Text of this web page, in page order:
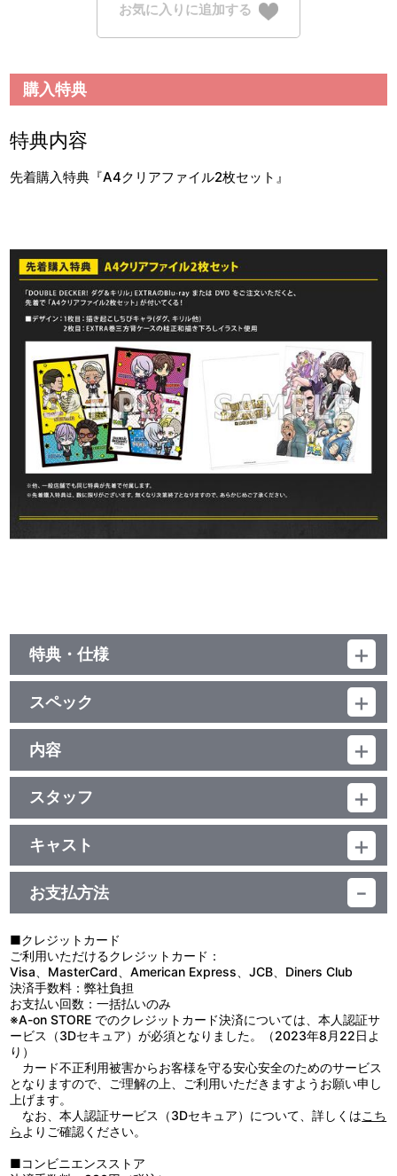
お気に入りに追加する
購入特典
特典内容
先着購入特典『A4クリアファイル2枚セット』
特典・仕様
特典
・SPECIAL CD
1.オーディオドラマ「君の名はダグ☆俺の名はキリル！」
内容：警察局が主催する総合訓練大会に参加した捜査員たち
は、その翌日、全身を襲う極度の筋肉痛に苦しんでいた。アップル
は捜査員の痛みを和らげようと、新しい発明品“治療ポッド”を持ち
込み、治療を試みる。早速使用するダグとキリルだったが…？
脚本：鈴木智尋
出演：三上 哲（ダグ）、天﨑滉平（キリル）、早見沙織（ディ
ーナ）、安済知佳（ケイ）、大地 葉（マックス）、種﨑敦美（ユ
リ）、小山力也（トラヴィス）、遠藤 綾（ソフィー）、永塚拓馬
（アップル）、上田燿司（語り）
2.キャストトーク
出演者によるキャストトーク
・ブックレット「SEVEN-O INVESTIGATION FILE EXTRA」
（24P）
音声特典
・オーディオコメンタリー EXTRA #01
出演：三上 哲、天﨑滉平、上田燿司
・オーディオコメンタリー EXTRA #02
出演：三上 哲、天﨑滉平、藤原祐規
・オーディオコメンタリー EXTRA #03
出演：三上 哲、天﨑滉平、古田丈司（監督）、鈴木智尋（シリーズ
構成・脚本）、桂 正和（メインキャラクターデザイン）
映像特典
・特別編「ソウ・シュウヘン」
スペック
品番：BCXA-1408
ジャンル：オリジナルアニメ
(本編72分+映像特典100分)／ﾘﾆｱPCM(ｽﾃﾚｵ・一部ﾓﾉﾗﾙ)／AVC／
BD50G／16:9<1080p High Definition>／日本語字幕付(ON・OFF
可能)／カラー／確172分／全1巻
内容
制作年度：2019年
【3話収録】
都市国家リスヴァレッタ。二つの太陽が昇るこの街には、人々が
平穏な生活を営むその影で、犯罪や違法薬物がはびこっている。中
でも致死率の高い危険な薬物「アンセム」は街に暗い影を落として
いた。SEVEN-O特殊犯捜査係──「アンセム」を専門に取り締まる
この捜査機関は、二人一組のバディで行動する捜査体制「ダブルデ
ッカーシステム」を敷き、その対応に当たっていた。
た実力未知数の捜査員キリル・ヴルーベリ。飄々とした掴みどころ
のないベテラン刑事と、やる気だけが空回りする新米刑事。型破り
な二人の刑事の物語が今はじまる。
■EXTRA #01「七人の刑事の日常！」
これはキリルがSEVEN-Oへ配属されてひと月ほど経ったころの
話。自らが思い描く理想の相棒関係をダグとの間に築くことができ
ず、キリルは人知れず思い悩んでいた。
■EXTRA #02「インファナル･アンフェア！」
大富豪が主催するパーティーに、トラヴィスズ･エンジェルたち
と共に潜入することとなったキリル。一流の捜査員に憧れる彼は、
難しい変装を要求される任務に挑戦する。
■EXTRA #03「刑事カリアゲ 湯けむり殺人事件簿！」
親睦を深めるため温泉旅行へと出かけることに。しかしそこは刑事
スタッフ
EXTRA #01 脚本：鈴木智尋／絵コンテ：加瀬充子／演出：伊部勇
志／作画監督：山村直己・山岸正和・尾形健一郎
EXTRA #02 脚本：鈴木智尋／絵コンテ：西澤 晋／演出：関谷真
実子／作画監督：榊原智次・前澤弘美・吉田雄一・稲熊一晃
EXTRA #03 脚本：吉田恵里香／絵コンテ・演出：古田丈司／作
画監督：山本美佳・小林 理・立花希望・小沢久美子・神谷美也子・
監督：古田丈司／シリーズ構成・脚本：鈴木智尋／脚本：吉田恵里
香／メインキャラクターデザイン：桂 正和／アニメーションキャラ
クターデザイン：板垣徳宏／デザインワークス：小曽根正美／コン
セプトデザイン：兒玉陽平・安藤賢司／セットデザイン：宮本 崇／
シリーズディレクター：安藤 良／色彩設計：永井留美子／美術監
督：水野雄介／美術監修：東 潤一／CGディレクター：伊藤 樹／
CGモデリングチーフ：高橋将太郎・櫛田健介／撮影監督：後藤春
陽／編集：西村英一（タバック）／音響監督：木村絵理子／音響効
果：中野勝博／選曲：合田麻衣子／音楽：林 ゆうき／プロデューサ
ー：田村一彦／企画・原作：サンライズ
キャスト
ダグ：三上 哲／キリル：天﨑滉平／ディーナ：早見沙織／ケイ：安
済知佳／マックス：大地 葉／ユリ：種﨑敦美／トラヴィス：小山力
也／ソフィー：遠藤 綾／アップル：永塚拓馬／語り：上田燿司 他
お支払方法
■クレジットカード
ご利用いただけるクレジットカード：
Visa、MasterCard、American Express、JCB、Diners Club
決済手数料：弊社負担
お支払い回数：一括払いのみ
※A-on STORE でのクレジットカード決済については、本人認証サ
ービス（3Dセキュア）が必須となりました。（2023年8月22日よ
り）
カード不正利用被害からお客様を守る安心安全のためのサービス
となりますので、ご理解の上、ご利用いただきますようお願い申し
上げます。
なお、本人認証サービス（3Dセキュア）について、詳しくはこち
ら よりご確認ください。
■コンビニエンスストア